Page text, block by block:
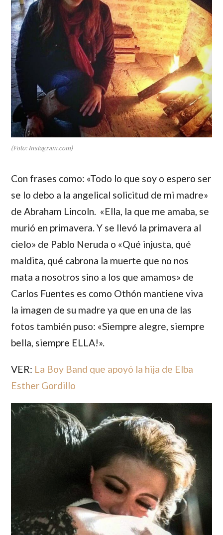
(Foto: Instagram.com)
Con frases como: «Todo lo que soy o espero ser
se lo debo a la angelical solicitud de mi madre»
deAbraham Lincoln. «Ella, la que me amaba, se
murió en primavera. Y se llevó la primavera al
cielo» de Pablo Neruda o «Qué injusta, qué
maldita, qué cabrona la muerte que no nos
mata a nosotros sino a los que amamos» de
Carlos Fuentes es como Othón mantiene viva
la imagen de su madre ya que en una de las
fotos también puso: «Siempre alegre, siempre
bella, siempre ELLA!».
VER: La Boy Band que apoyó la hija de Elba
Esther Gordillo